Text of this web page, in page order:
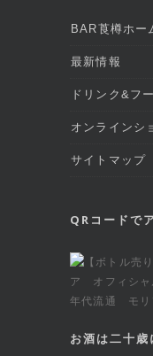
BAR莨樽ホー
最新情報
ドリンク&フ
オンラインシ
サイトマップ
QRコードで
お酒は二十歳